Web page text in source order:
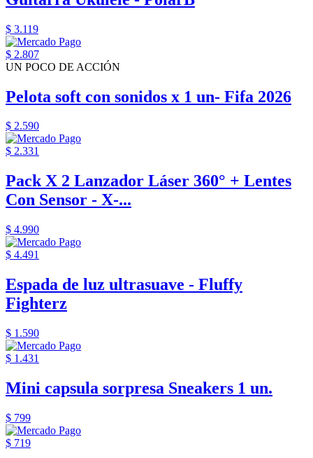
$ 3.119
$ 2.807
UN POCO DE ACCIÓN
Pelota soft con sonidos x 1 un- Fifa 2026
$ 2.590
$ 2.331
Pack X 2 Lanzador Láser 360° + Lentes
Con Sensor - X-...
$ 4.990
$ 4.491
Espada de luz ultrasuave - Fluffy
Fighterz
$ 1.590
$ 1.431
Mini capsula sorpresa Sneakers 1 un.
$ 799
$ 719